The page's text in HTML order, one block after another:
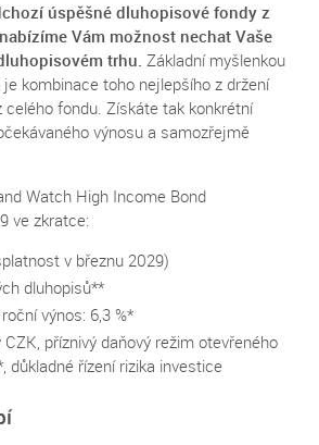
úspěšné dluhopisové fondy z
Vám možnost nechat Vaše
trhu. Základní myšlenkou
kombinace toho nejlepšího z držení
celého fondu. Získáte tak konkrétní
výnosu a samozřejmě
Watch High Income Bond
ve zkratce:
v březnu 2029)
dluhopisů**
výnos: 6,3 %*
příznivý daňový režim otevřeného
důkladné řízení rizika investice